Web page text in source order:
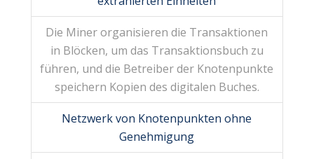
Die Miner organisieren die Transaktionen
in Blöcken, um das Transaktionsbuch zu
führen, und die Betreiber der Knotenpunkte
speichern Kopien des digitalen Buches.
Netzwerk von Knotenpunkten ohne
Genehmigung